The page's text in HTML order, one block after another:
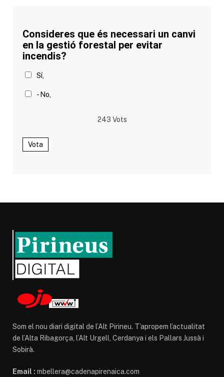
Consideres que és necessari un canvi
en la gestió forestal per evitar
incendis?
Sí,
- No,
243 Vots
Vota
Som el nou diari digital de l’Alt Pirineu. T’apropem l’actualitat
de l’Alta Ribagorça, l’Alt Urgell, Cerdanya i els Pallars Jussà i
Sobirà.
Email : mbellera@cadenapirenaica.com